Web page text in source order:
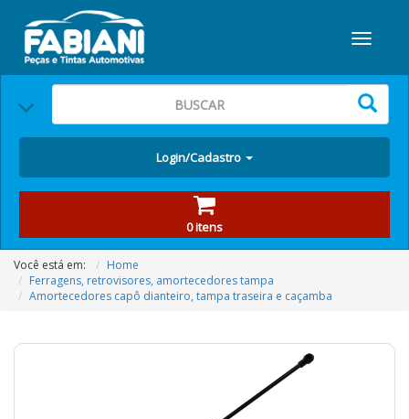
Login/Cadastro
0 itens
Você está em:
Home
Ferragens, retrovisores, amortecedores tampa
Amortecedores capô dianteiro, tampa traseira e caçamba